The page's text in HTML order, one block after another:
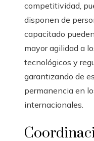
competitividad,
disponen de
capacitado
mayor agilidad a
tecnológicos y
garantizando de
permanencia en
internacionales.